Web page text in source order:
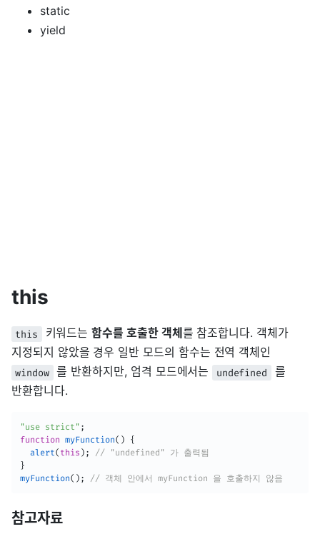
static
yield
this
this 키워드는함수를 호출한 객체 를 참조합니다. 객체가
지정되지 않았을 경우 일반 모드의 함수는 전역 객체인
window 를 반환하지만, 엄격 모드에서는 undefined
를
반환합니다.
"use strict" ;
function myFunction( )
{
alert( this ) ;
// "undefined" 가 출력됨
}
myFunction( ) ; // 객체 안에서 myFunction 을 호출하지 않음
참고자료